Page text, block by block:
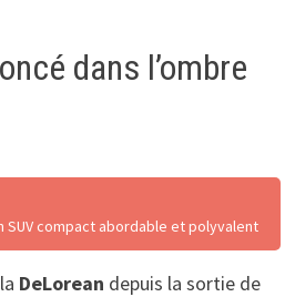
dans l’ombre
SUV compact abordable et polyvalent
DeLorean depuis la sortie de